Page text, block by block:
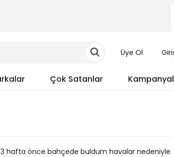
Üye Ol
Çok Satanlar
hafta önce bahçede buldum havalar nedeniyle